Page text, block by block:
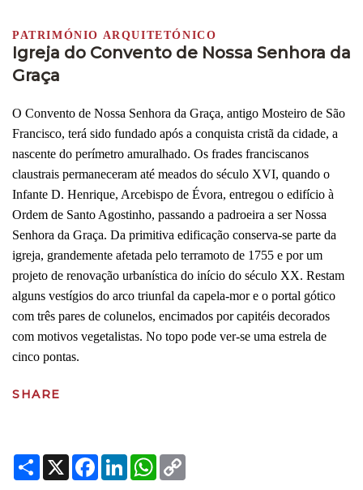
PATRIMÓNIO ARQUITETÓNICO
Igreja do Convento de Nossa Senhora da
Graça
O Convento de Nossa Senhora da Graça, antigo Mosteiro de São
Francisco, terá sido fundado após a conquista cristã da cidade, a
nascente do perímetro amuralhado. Os frades franciscanos
claustrais permaneceram até meados do século XVI, quando o
Infante D. Henrique, Arcebispo de Évora, entregou o edifício à
Ordem de Santo Agostinho, passando a padroeira a ser Nossa
Senhora da Graça. Da primitiva edificação conserva-se parte da
igreja, grandemente afetada pelo terramoto de 1755 e por um
projeto de renovação urbanística do início do século XX. Restam
alguns vestígios do arco triunfal da capela-mor e o portal gótico
com três pares de colunelos, encimados por capitéis decorados
com motivos vegetalistas. No topo pode ver-se uma estrela de
cinco pontas.
SHARE
Share
X Facebook
LinkedInWhatsApp